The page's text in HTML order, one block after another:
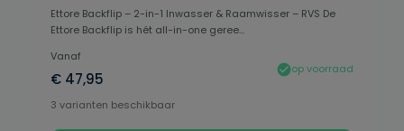
Ettore Backflip – 2-in-1 Inwasser & Raamwisser – RVS De
Ettore Backflip is hét all-in-one geree...
Vanaf
€ 47,95
op voorraad
3 varianten beschikbaar